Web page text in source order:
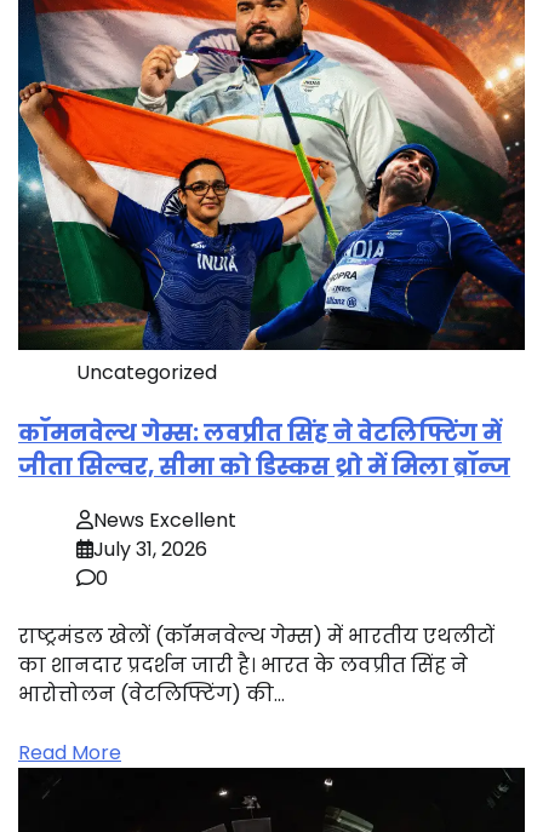
Uncategorized
कॉमनवेल्थ गेम्स: लवप्रीत सिंह ने वेटलिफ्टिंग में
जीता सिल्वर, सीमा को डिस्कस थ्रो में मिला ब्रॉन्ज
News Excellent
July 31, 2026
0
राष्ट्रमंडल खेलों (कॉमनवेल्थ गेम्स) में भारतीय एथलीटों
का शानदार प्रदर्शन जारी है। भारत के लवप्रीत सिंह ने
भारोत्तोलन (वेटलिफ्टिंग) की…
Read More